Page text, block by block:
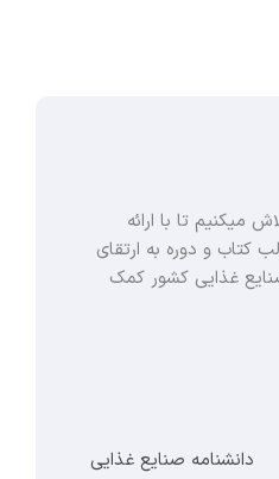
میکنیم تا با ارائه
کتاب و دوره به ارتقای
غذایی کشور کمک
دانشنامه صنایع غذایی